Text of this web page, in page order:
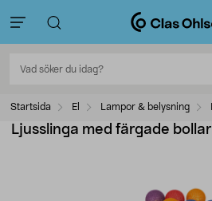
Startsida El Lampor & belysning
Ljusslinga med färgade bollar